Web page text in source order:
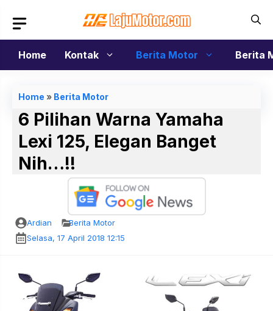
isi
Home
Kontak Berita Motor Berita
Home » Berita Motor
6 Pilihan Warna Yamaha
Lexi 125, Elegan Banget
Nih…!!
Ardian
Berita Motor
Selasa, 17 April 2018 12:15